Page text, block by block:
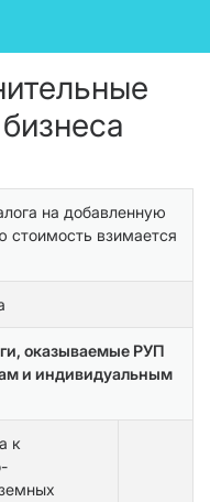
на добавленную
стоимость взимается
оказываемые РУП
и индивидуальным
к